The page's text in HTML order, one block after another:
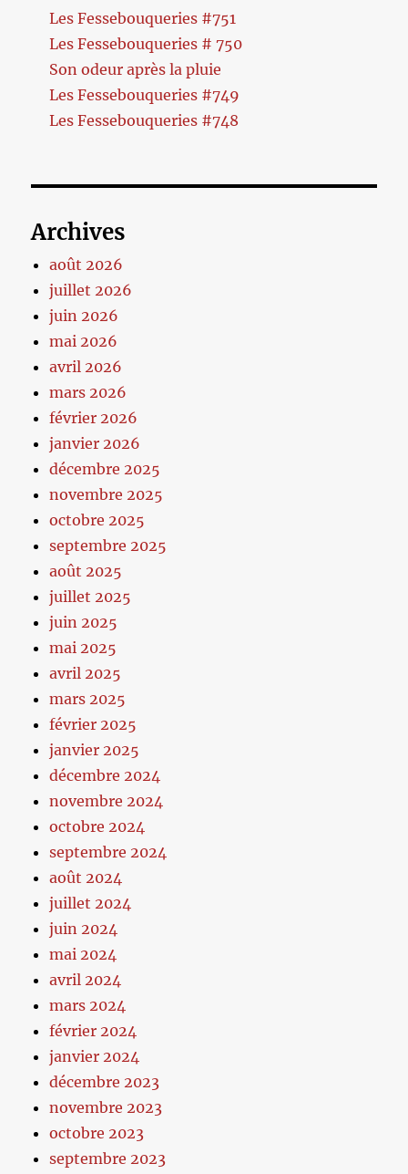
Les Fessebouqueries #751
Les Fessebouqueries # 750
Son odeur après la pluie
Les Fessebouqueries #749
Les Fessebouqueries #748
Archives
août 2026
juillet 2026
juin 2026
mai 2026
avril 2026
mars 2026
février 2026
janvier 2026
décembre 2025
novembre 2025
octobre 2025
septembre 2025
août 2025
juillet 2025
juin 2025
mai 2025
avril 2025
mars 2025
février 2025
janvier 2025
décembre 2024
novembre 2024
octobre 2024
septembre 2024
août 2024
juillet 2024
juin 2024
mai 2024
avril 2024
mars 2024
février 2024
janvier 2024
décembre 2023
novembre 2023
octobre 2023
septembre 2023